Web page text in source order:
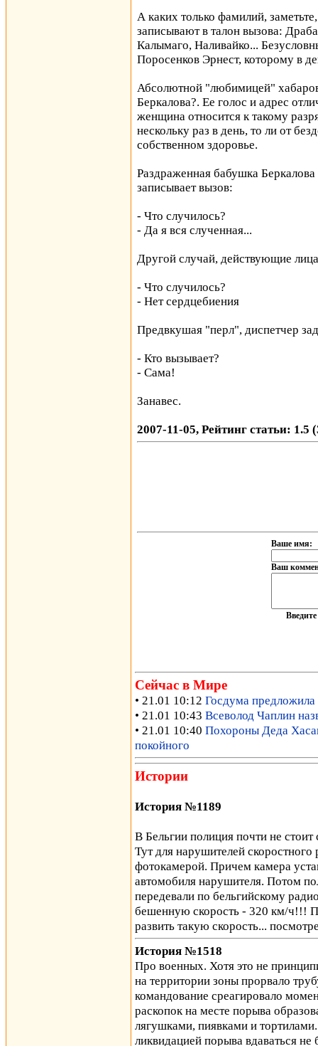
А каких только фамилий,
записывают в талон вызова:
Калымаго, Наливайко...
Поросенков Эрнест, которому в
Абсолютной "любимицей"
Беркалова?. Ее голос и адрес
женщина относится к такому
нескольку раз в день, то ли от
собственном здоровье.
Раздраженная бабушка
записывает вызов:
- Что случилось?
- Да я вся слученная...
Другой случай, действующие
- Что случилось?
- Нет сердцебиения
Предвкушая "перл", диспетчер
- Кто вызывает?
- Сама!
Занавес.
2007-11-05, Рейтинг статьи:
Ваше имя:
Ваш
Сейчас в Мире
• 21.01 10:12 Госдума предложила
• 21.01 10:43 Всеволод Чаплин
• 21.01 10:40 Похороны Деда
покойного
Истории
История №1189
В Бельгии полиция почти не
Тут для нарушителей
фотокамерой. Причем камера
автомобиля нарушителя. Потом
передевали по бельгийскому
бешенную скорость - 320 км/ч!!!
развить такую скорость...
История №1518
Про военных. Хотя это не
на территории зоны прорвало
командование среагировало
раскопок на месте порыва
лягушками, пиявками и
ликвидацией порыва вдаваться не